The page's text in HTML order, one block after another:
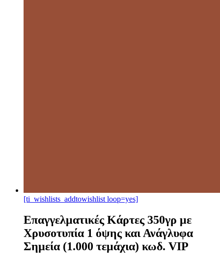
[ti_wishlists_addtowishlist loop=yes]
Επαγγελματικές Κάρτες 350γρ με
Χρυσοτυπία 1 όψης και Ανάγλυφα
Σημεία (1.000 τεμάχια) κωδ. VIP